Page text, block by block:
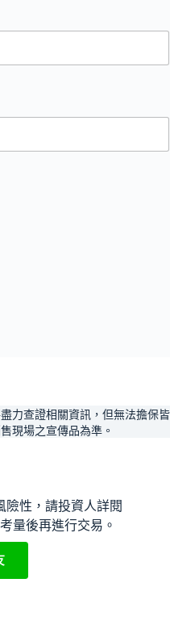
力查證相關資訊，但無法擔保皆
現場之宣傳品為準。
險性，請投資人詳閱
量後再進行交易。